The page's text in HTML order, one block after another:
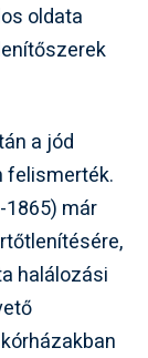
oldata
a jód
felismerték.
1865) már
halálozási